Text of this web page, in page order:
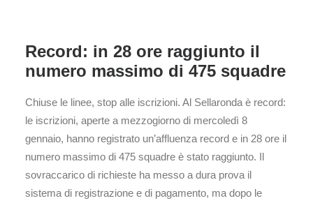
Record: in 28 ore raggiunto il
numero massimo di 475 squadre
Chiuse le linee, stop alle iscrizioni. Al Sellaronda è record:
le iscrizioni, aperte a mezzogiorno di mercoledì 8
gennaio, hanno registrato un’affluenza record e in 28 ore il
numero massimo di 475 squadre è stato raggiunto. Il
sovraccarico di richieste ha messo a dura prova il
sistema di registrazione e di pagamento, ma dopo le